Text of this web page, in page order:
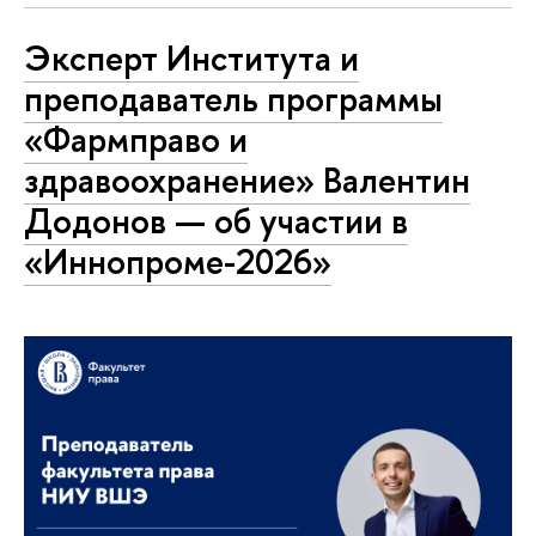
Эксперт Института и
преподаватель программы
«Фармправо и
здравоохранение» Валентин
Додонов — об участии в
«Иннопроме-2026»